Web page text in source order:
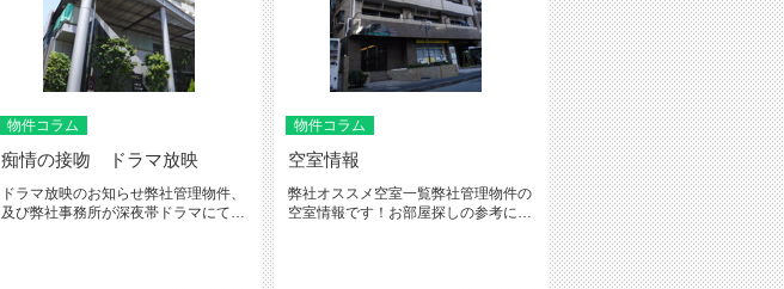
物件コラム
痴情の接吻 ドラマ放映
ドラマ放映のお知らせ弊社管理物件、
及び弊社事務所が深夜帯ドラマにて放
物件コラム
空室情報
弊社オススメ空室一覧弊社管理物件の
空室情報です！お部屋探しの参考にし